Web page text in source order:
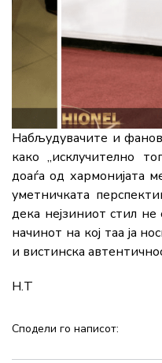
Набљудувачите и
како „исклучително
доаѓа од хармонијата
уметничката
дека нејзиниот стил
начинот на кој таа ја
и вистинска
Н.Т
Сподели го написот: